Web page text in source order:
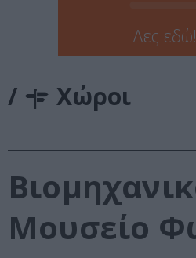
Δες εδώ!
/ Χώροι
Μουσείο